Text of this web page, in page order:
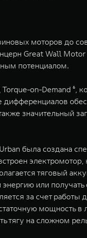
моторов до
Great Wall Motor
потенциалом.
on-Demand ⁶,
значительный
была создана
электромотор,
тяговый
или
за счет работы
мощность в
тягу на сложном